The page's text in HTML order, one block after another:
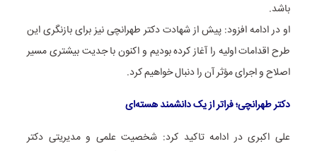
باشد.
او در ادامه افزود: پیش از شهادت دکتر طهرانچی نیز برای بازنگری این
طرح اقدامات اولیه را آغاز کرده بودیم و اکنون با جدیت بیشتری مسیر
اصلاح و اجرای مؤثر آن را دنبال خواهیم کرد.
دکتر طهرانچی؛ فراتر از یک دانشمند هسته‌ای
علی اکبری در ادامه تاکید کرد: شخصیت علمی و مدیریتی دکتر